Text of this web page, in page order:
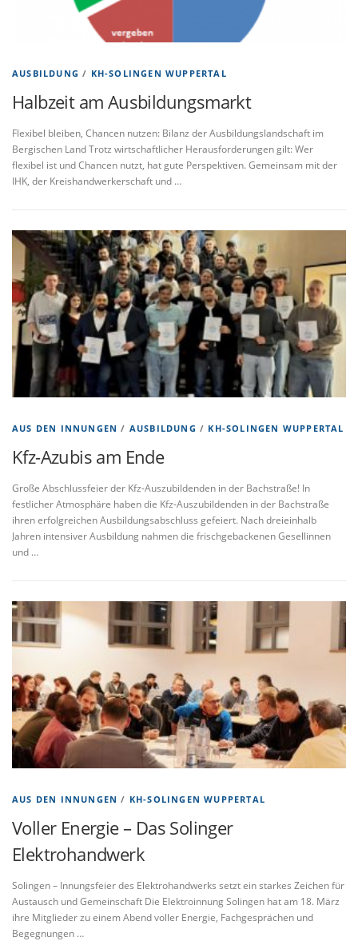
AUSBILDUNG / KH-SOLINGEN WUPPERTAL
Halbzeit am Ausbildungsmarkt
Flexibel bleiben, Chancen nutzen: Bilanz der Ausbildungslandschaft im
Bergischen Land Trotz wirtschaftlicher Herausforderungen gilt: Wer
flexibel ist und Chancen nutzt, hat gute Perspektiven. Gemeinsam mit der
IHK, der Kreishandwerkerschaft und …
AUS DEN INNUNGEN / AUSBILDUNG / KH-SOLINGEN WUPPERTAL
Kfz-Azubis am Ende
Große Abschlussfeier der Kfz-Auszubildenden in der Bachstraße! In
festlicher Atmosphäre haben die Kfz-Auszubildenden in der Bachstraße
ihren erfolgreichen Ausbildungsabschluss gefeiert. Nach dreieinhalb
Jahren intensiver Ausbildung nahmen die frischgebackenen Gesellinnen
und …
AUS DEN INNUNGEN / KH-SOLINGEN WUPPERTAL
Voller Energie – Das Solinger
Elektrohandwerk
Solingen – Innungsfeier des Elektrohandwerks setzt ein starkes Zeichen für
Austausch und Gemeinschaft Die Elektroinnung Solingen hat am 18. März
ihre Mitglieder zu einem Abend voller Energie, Fachgesprächen und
Begegnungen …